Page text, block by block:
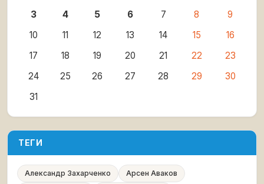
3
4 5 6 7 8
9
10
11 12 13 14 15
16
17
18 19 20 21 22
23
24
25 26 27 28 29
30
31
ТЕГИ
Александр Захарченко
Арсен Аваков